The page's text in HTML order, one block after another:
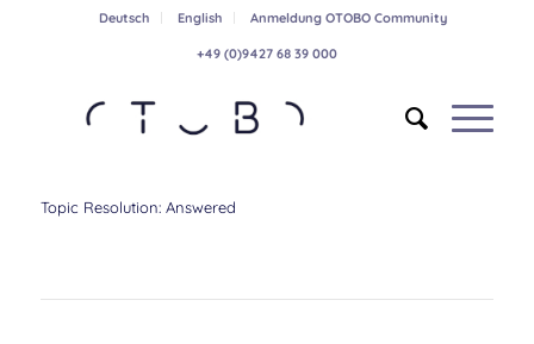
Deutsch English Anmeldung OTOBO Community
+49 (0)9427 68 39 000
Topic Resolution: Answered